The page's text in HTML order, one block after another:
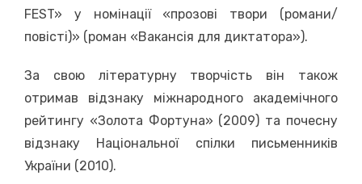
FEST» у номінації «прозові твори (романи/
повісті)» (роман «Вакансія для диктатора»).
За свою літературну творчість він також
отримав відзнаку міжнародного академічного
рейтингу «Золота Фортуна» (2009) та почесну
відзнаку Національної спілки письменників
України (2010).